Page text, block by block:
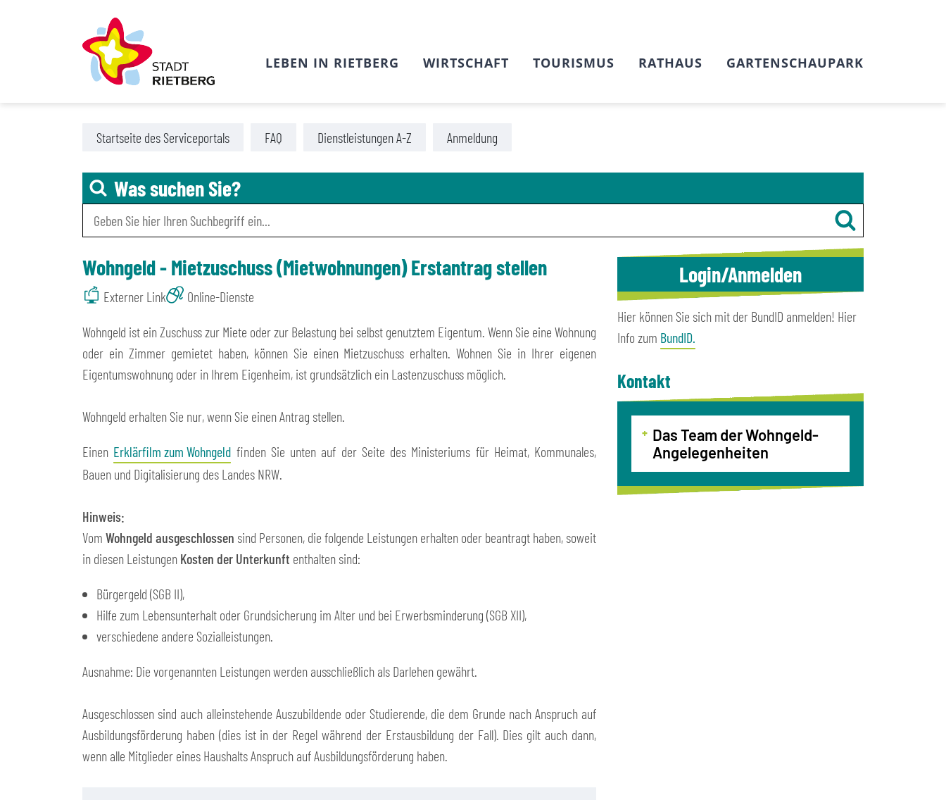
LEBEN IN RIETBERG WIRTSCHAFT TOURISMUS RATHAUS GARTENSCHAUPARK
Startseite des Serviceportals FAQ Dienstleistungen A-Z Anmeldung
Was suchen Sie?
Wohngeld - Mietzuschuss (Mietwohnungen) Erstantrag stellen
Externer Link Online-Dienste
Wohngeld ist ein Zuschuss zur Miete oder zur Belastung bei selbst genutztem Eigentum. Wenn Sie eine Wohnung
oder ein Zimmer gemietet haben, können Sie einen Mietzuschuss erhalten. Wohnen Sie in Ihrer eigenen
Eigentumswohnung oder in Ihrem Eigenheim, ist grundsätzlich ein Lastenzuschuss möglich.
Wohngeld erhalten Sie nur, wenn Sie einen Antrag stellen.
Einen Erklärfilm zum Wohngeld finden Sie unten auf der Seite des Ministeriums für Heimat, Kommunales,
Bauen und Digitalisierung des Landes NRW.
Hinweis:
Vom Wohngeld ausgeschlossen sind Personen, die folgende Leistungen erhalten oder beantragt haben, soweit
in diesen Leistungen Kosten der Unterkunft enthalten sind:
Bürgergeld (SGB II),
Hilfe zum Lebensunterhalt oder Grundsicherung im Alter und bei Erwerbsminderung (SGB XII),
verschiedene andere Sozialleistungen.
Ausnahme: Die vorgenannten Leistungen werden ausschließlich als Darlehen gewährt.
Ausgeschlossen sind auch alleinstehende Auszubildende oder Studierende, die dem Grunde nach Anspruch auf
Ausbildungsförderung haben (dies ist in der Regel während der Erstausbildung der Fall). Dies gilt auch dann,
wenn alle Mitglieder eines Haushalts Anspruch auf Ausbildungsförderung haben.
Login/Anmelden
Hier können Sie sich mit der BundID anmelden! Hier
Info zum BundID.
Kontakt
Das Team der Wohngeld-
Angelegenheiten